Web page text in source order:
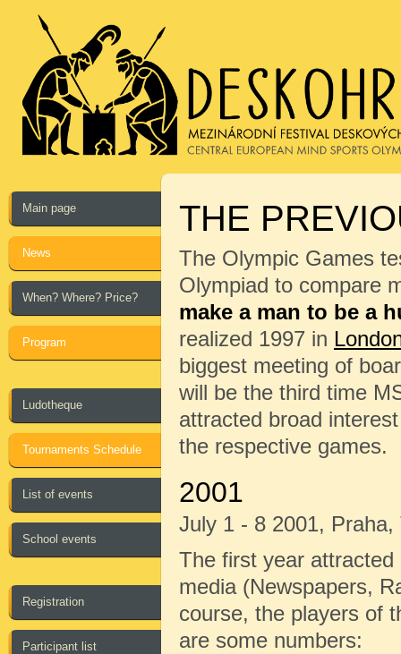
Main page
News
When? Where? Price?
Program
Ludotheque
Tournaments Schedule
List of events
School events
Registration
Participant list
THE
The Olympic Games
Olympiad to compare
make a man to be a
realized 1997 in
biggest meeting of
will be the third time
attracted broad
the respective games.
2001
July 1 - 8 2001,
The first year
media (Newspapers,
course, the players of
are some numbers: